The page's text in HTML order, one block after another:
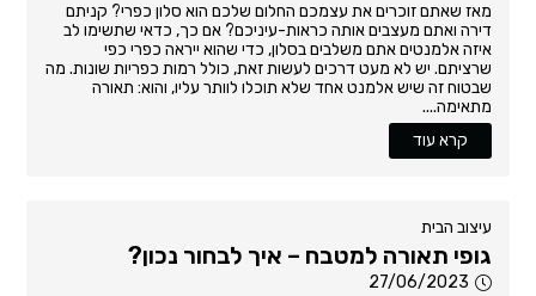
מאז שאתם זוכרים את עצמכם החלום שלכם הוא סלון כפרי? קניתם
דירה ואתם מעצבים אותה כראות-עיניכם? אם כך, כדאי שתשימו לב
איזה אלמנטים אתם משלבים בסלון, כדי שהוא ייראה כפרי כפי
שרציתם. יש לא מעט דרכים לעשות זאת, כולל רמות כפריות שונות. מה
שבטוח זה שיש אלמנט אחד שלא תוכלו לוותר עליו, והוא: תאורה
מתאימה....
קרא עוד
עיצוב הבית
גופי תאורה למטבח – איך לבחור נכון?
27/06/2023